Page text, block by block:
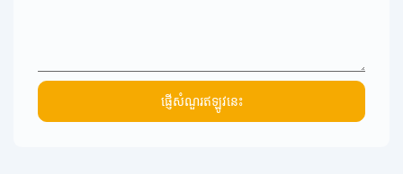
ផ្ញើសំណួរឥឡូវនេះ